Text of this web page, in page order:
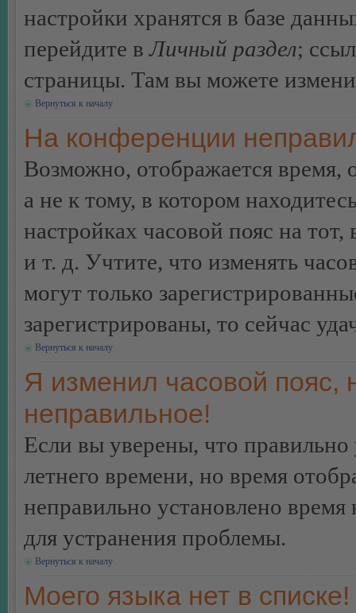
настройки хранятся в базе
перейдите вЛичный раздел;
страницы. Там вы можете
Вернуться к началу
На конференции
Возможно, отображается время,
а не к тому, в котором
настройках часовой пояс на
и т. д. Учтите, что изменять
могут только
зарегистрированы, то сейчас
Вернуться к началу
Я изменил часовой пояс,
неправильное!
Если вы уверены, что правильно
летнего времени, но время
неправильно установлено
для устранения проблемы.
Вернуться к началу
Моего языка нет в списке!